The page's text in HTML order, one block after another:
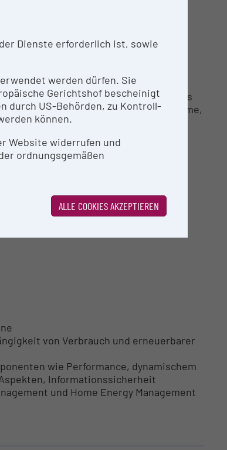
der drei Phasenspannungen.
werden und das Verteilnetz kann in
Erzeugungsanlagen ausgestattet. Dies
Ladestationen, Batteriespeichersysteme,
werden und beliebige weitere
von Verbrauch und erneuerbarer
wie Performance, dynamischem
Informationssicherheit
und Home Energy Management
Dienste erforderlich ist, sowie
werden dürfen. Sie
Gerichtshof bescheinigt
durch US-Behörden, zu Kontroll-
können.
Website widerrufen und
ordnungsgemäßen
ALLE COOKIES AKZEPTIEREN